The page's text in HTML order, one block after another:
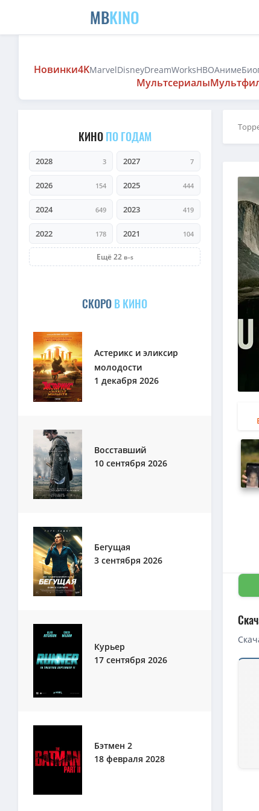
MBKINO
Новинки4KMarvelDisneyDreamWorksHBOАниме
Мультсериалы
КИНОПО ГОДАМ
2028 3 2027 7
2026 154 2025 444
2024 649 2023 419
2022 178 2021 104
Ещё 22
СКОРОВ КИНО
Астерикс и эликсир
молодости
1 декабря 2026
Восставший
10 сентября 2026
Бегущая
3 сентября 2026
Курьер
17 сентября 2026
Бэтмен 2
18 февраля 2028
В
4K